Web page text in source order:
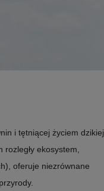
i tętniącej życiem dzikiej
ekosystem,
oferuje niezrównane